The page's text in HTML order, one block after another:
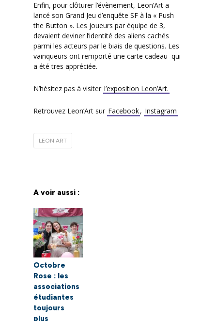
Enfin, pour clôturer l’évènement, Leon’Art a
lancé son Grand Jeu d’enquête SF à la « Push
the Button ». Les joueurs par équipe de 3,
devaient deviner l’identité des aliens cachés
parmi les acteurs par le biais de questions. Les
vainqueurs ont remporté une carte cadeau qui
a été tres appréciée.
N’hésitez pas à visiter l’exposition Leon’Art.
Retrouvez Leon’Art sur Facebook, Instagram
LEON'ART
A voir aussi :
Octobre
Rose : les
associations
étudiantes
toujours
plus